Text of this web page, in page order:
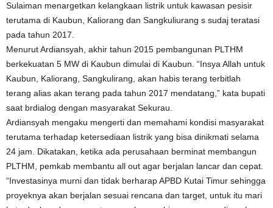
Sulaiman menargetkan kelangkaan listrik untuk kawasan pesisir
terutama di Kaubun, Kaliorang dan Sangkuliurang s sudaj teratasi
pada tahun 2017.
Menurut Ardiansyah, akhir tahun 2015 pembangunan PLTHM
berkekuatan 5 MW di Kaubun dimulai di Kaubun. “Insya Allah untuk
Kaubun, Kaliorang, Sangkulirang, akan habis terang terbitlah
terang alias akan terang pada tahun 2017 mendatang,” kata bupati
saat brdialog dengan masyarakat Sekurau.
Ardiansyah mengaku mengerti dan memahami kondisi masyarakat
terutama terhadap ketersediaan listrik yang bisa dinikmati selama
24 jam. Dikatakan, ketika ada perusahaan berminat membangun
PLTHM, pemkab membantu all out agar berjalan lancar dan cepat.
“Investasinya murni dan tidak berharap APBD Kutai Timur sehingga
proyeknya akan berjalan sesuai rencana dan target, untuk itu mari